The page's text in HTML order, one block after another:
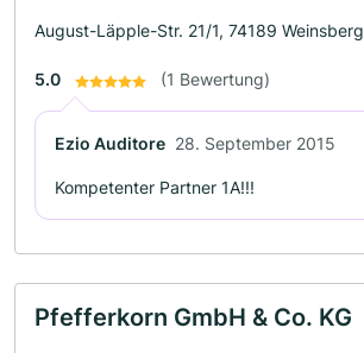
August-Läpple-Str. 21/1, 74189 Weinsberg
5.0 (1 Bewertung)
Ezio Auditore 28. September 2015
Kompetenter Partner 1A!!!
Pfefferkorn GmbH & Co. KG